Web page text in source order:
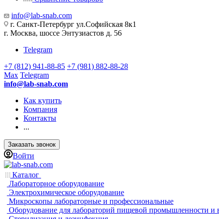
info@lab-snab.com
г. Санкт-Петербург ул.Софийская 8к1
г. Москва, шоссе Энтузиастов д. 56
Telegram
+7 (812) 941-88-85 +7 (981) 882-88-28
Max Telegram
info@lab-snab.com
Как купить
Компания
Контакты
...
Заказать звонок
Войти
Каталог
Лабораторное оборудование
Электрохимическое оборудование
Микроскопы лабораторные и профессиональные
Оборудование для лабораторий пищевой промышленности и